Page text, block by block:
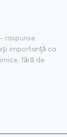
raspunse
importanţă ca
fără de